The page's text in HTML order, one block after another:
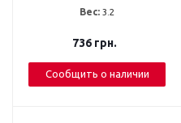
Вес: 3.2
736грн.
Сообщить о наличии